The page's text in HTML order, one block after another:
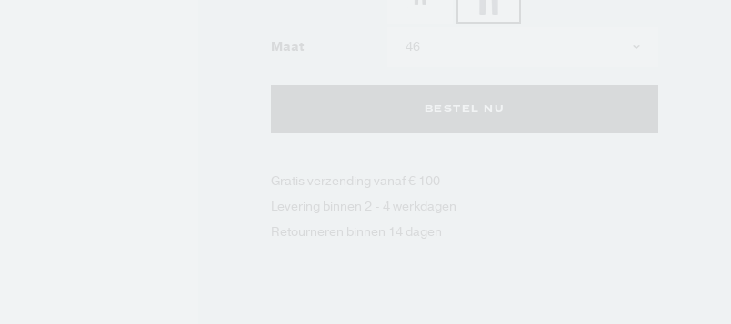
Maat
BESTEL NU
Gratis verzending vanaf € 100
Levering binnen 2 - 4 werkdagen
Retourneren binnen 14 dagen